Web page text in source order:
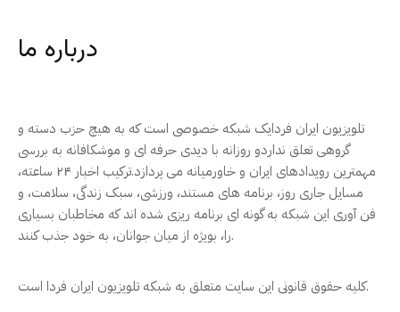
درباره ما
تلویزیون ایران فردایک شبکه خصوصی است که به هیچ حزب دسته و
گروهی تعلق نداردو روزانه با دیدی حرفه ای و موشکافانه به بررسی
مهمترین رویدادهای ایران و خاورمیانه می پردازد.ترکیب اخبار ۲۴ ساعته،
مسایل جاری روز، برنامه های مستند، ورزشی، سبک زندگی، سلامت، و
فن آوری این شبکه به گونه ای برنامه ریزی شده اند که مخاطبان بسیاری
را، بویژه از میان جوانان، به خود جذب کنند.
کلیه حقوق قانونی این سایت متعلق به شبکه تلویزیون ایران فردا است.